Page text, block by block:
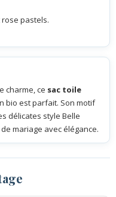
pastels.
charme, ce sac toile
bio est parfait. Son motif
délicates style Belle
mariage avec élégance.